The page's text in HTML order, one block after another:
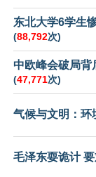
东北大学6学生
(88,792次)
中欧峰会破局背
(47,771次)
气候与文明：环
毛泽东耍诡计